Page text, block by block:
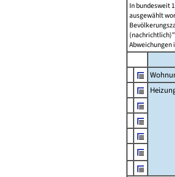
In bundesweit
ausgewählt
Abweichungen